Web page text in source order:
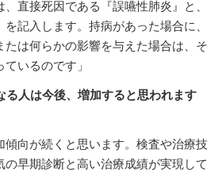
直接死因である『誤嚥性肺炎』と、
記入します。持病があった場合に、
たは何らかの影響を与えた場合は、そ
いるのです」
る人は今後、増加すると思われます
傾向が続くと思います。検査や治療技
早期診断と高い治療成績が実現して